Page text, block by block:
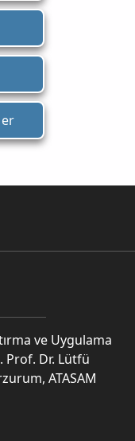
ve Uygulama
Dr. Lütfü
ATASAM